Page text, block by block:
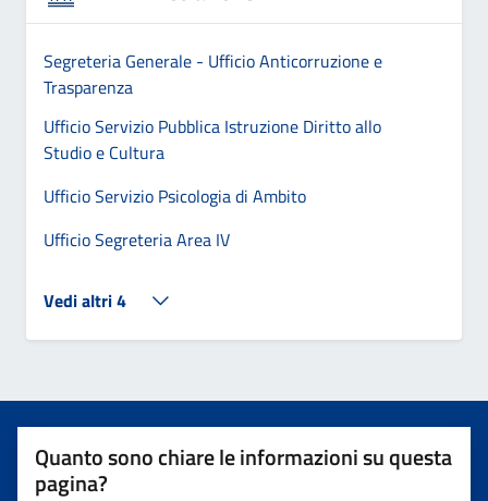
Segreteria Generale - Ufficio Anticorruzione e
Trasparenza
Ufficio Servizio Pubblica Istruzione Diritto allo
Studio e Cultura
Ufficio Servizio Psicologia di Ambito
Ufficio Segreteria Area IV
Vedi altri 4
Quanto sono chiare le informazioni su questa
pagina?